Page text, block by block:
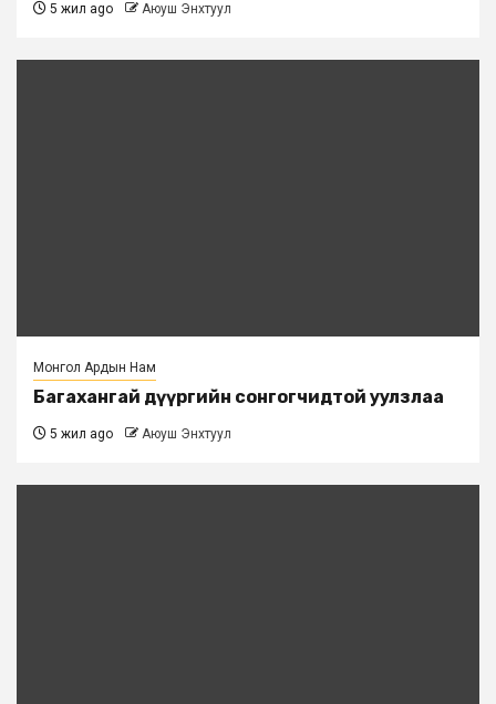
5 жил ago Аюуш Энхтуул
Монгол Ардын Нам
Багахангай дүүргийн сонгогчидтой уулзлаа
5 жил ago Аюуш Энхтуул